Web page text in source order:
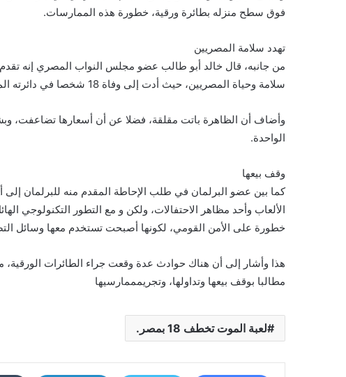
فوق سطح منزله بطائرة ورقية، خطورة هذه الممارسات.
تهدد سلامة المصريين
من جانبه، قال خالد أبو طالب عضو مجلس النواب المصري إنه
سلامة وحياة المصريين، حيث أدت إلى وفاة 18 شخصا في دائرته المرج شرق القاهرة بينهم أطفال.
الواحدة.
وقف بيعها
كما بين عضو البرلمان في طلب الإحاطة المقدم منه للبرلمان
الألعاب وأحد مظاهر الاحتفالات، ولكن و مع التطور
خطورة على الأمن القومي، لكونها أصبحت تستخدم معها وسائل
هذا وأشار إلى أن هناك حوادث عدة وقعت جراء الطائرات
مطالبا بوقف بيعها وتداولها، وتجريمممارسيها
لعبة الموت تخطف 18 بمصر.